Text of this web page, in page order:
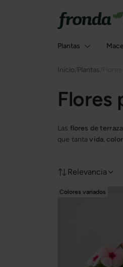
Plantas
Inicio Plantas
Flores
Las flores de
que tantavida, color
Relevancia
Colores variados